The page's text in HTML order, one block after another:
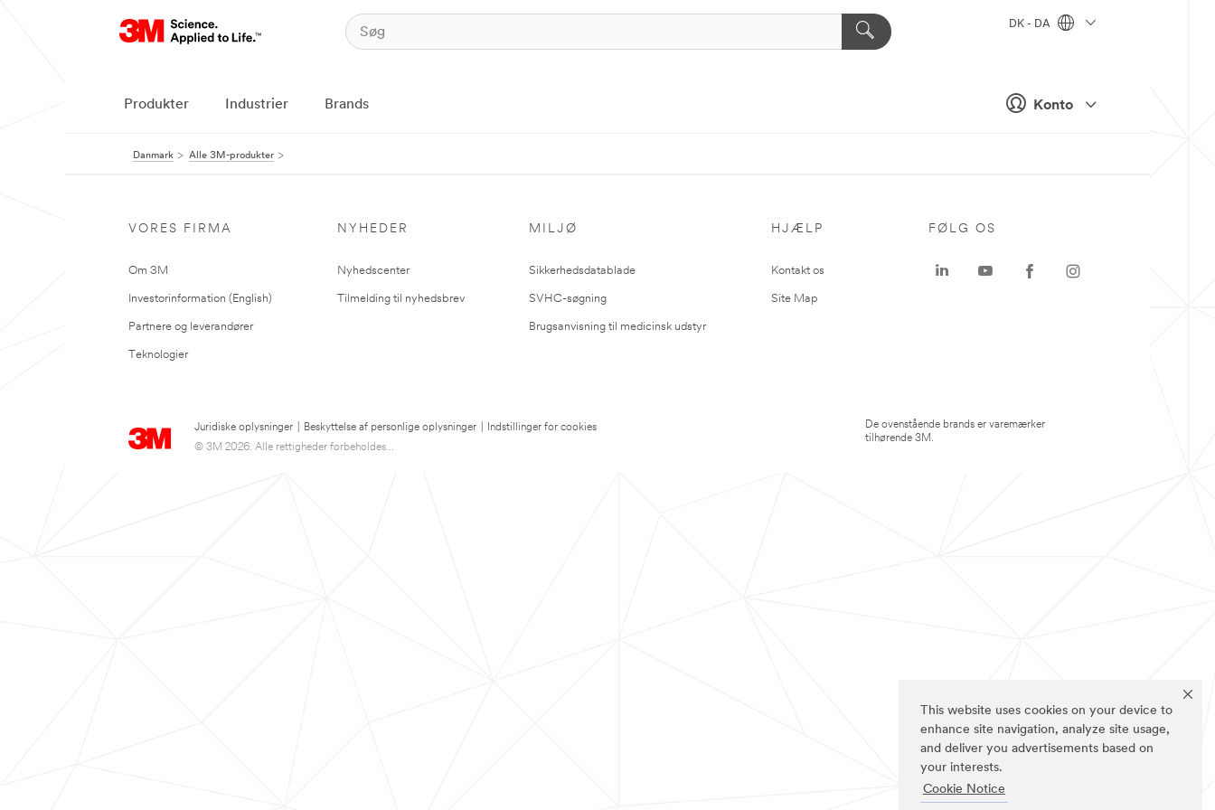
This website uses cookies on your device to
enhance site navigation, analyze site usage,
and deliver you advertisements based on
your interests.
Cookie Notice
Konto
DK - DA
Produkter Industrier Brands
Danmark Alle 3M-produkter
VORES FIRMA
Om 3M
Investorinformation (English)
Partnere og leverandører
Teknologier
NYHEDER
Nyhedscenter
Tilmelding til nyhedsbrev
MILJØ
Sikkerhedsdatablade
SVHC-søgning
Brugsanvisning til medicinsk udstyr
HJÆLP
Kontakt os
Site Map
Juridiske oplysninger Beskyttelse af personlige oplysninger
Indstillinger for cookies
© 3M 2026. Alle rettigheder forbeholdes...
FØLG OS
De ovenstående brands er varemærker
tilhørende 3M.